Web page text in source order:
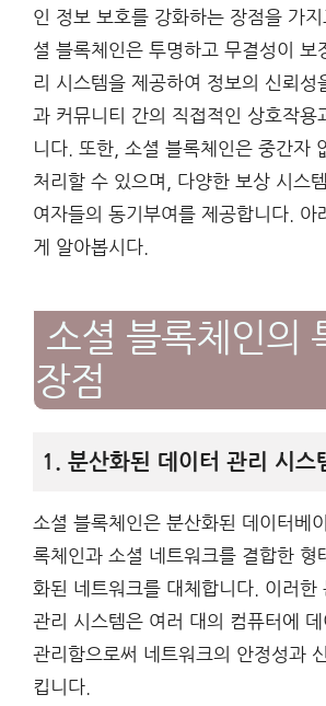
인 정보 보호를 강화하는 장점을 가
셜 블록체인은 투명하고 무결성이 보
리 시스템을 제공하여 정보의 신뢰성
과 커뮤니티 간의 직접적인 상호작용
니다. 또한, 소셜 블록체인은 중간자
처리할 수 있으며, 다양한 보상 시스
여자들의 동기부여를 제공합니다. 아
게 알아봅시다.
소셜 블록체인의
장점
1. 분산화된 데이터 관리 시스
소셜 블록체인은 분산화된 데이터베
록체인과 소셜 네트워크를 결합한 형
화된 네트워크를 대체합니다. 이러한
관리 시스템은 여러 대의 컴퓨터에
관리함으로써 네트워크의 안정성과
킵니다.